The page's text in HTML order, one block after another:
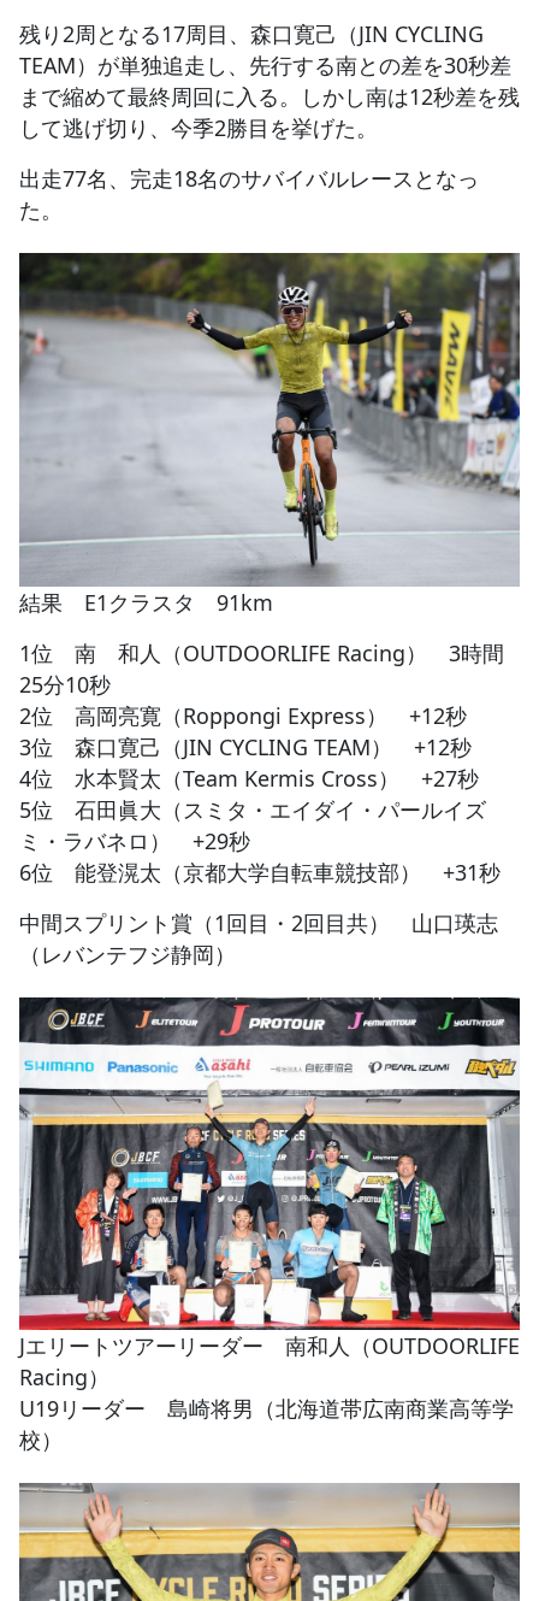
残り2周となる17周目、森口寛己（JIN CYCLING
TEAM）が単独追走し、先行する南との差を30秒差
まで縮めて最終周回に入る。しかし南は12秒差を残
して逃げ切り、今季2勝目を挙げた。
出走77名、完走18名のサバイバルレースとなっ
た。
結果 E1クラスタ 91km
1位 南 和人（OUTDOORLIFE Racing） 3時間
25分10秒
2位 高岡亮寛（Roppongi Express） +12秒
3位 森口寛己（JIN CYCLING TEAM） +12秒
4位 水本賢太（Team Kermis Cross） +27秒
5位 石田眞大（スミタ・エイダイ・パールイズ
ミ・ラバネロ） +29秒
6位 能登滉太（京都大学自転車競技部） +31秒
中間スプリント賞（1回目・2回目共） 山口瑛志
（レバンテフジ静岡）
Jエリートツアーリーダー 南和人（OUTDOORLIFE
Racing）
U19リーダー 島崎将男（北海道帯広南商業高等学
校）